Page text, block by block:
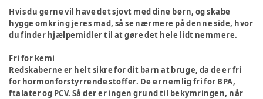
Hvis du gerne vil have det sjovt med dine børn, og skabe
hygge omkring jeres mad, så se nærmere på denne side, hvor
du finder hjælpemidler til at gøre det hele lidt nemmere.
Fri for kemi
Redskaberne er helt sikre for dit barn at bruge, da de er fri
for hormonforstyrrende stoffer. De er nemlig fri for BPA,
ftalater og PCV. Så der er ingen grund til bekymringen, når